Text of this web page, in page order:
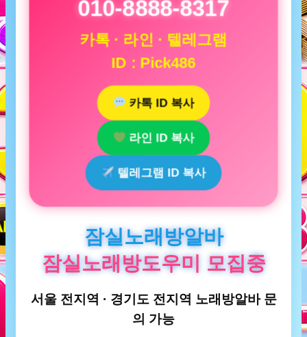
010-8888-8317
카톡 · 라인 · 텔레그램
ID : Pick486
카톡 ID 복사
라인 ID 복사
텔레그램 ID 복사
잠실노래방알바
잠실노래방도우미 모집중
서울 전지역 · 경기도 전지역 노래방알바 문
의 가능